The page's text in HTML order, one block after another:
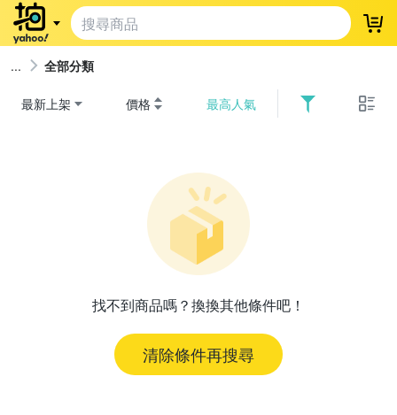
登
全部分類
最新上架 價格 最高人氣
找不到商品嗎？換換其他條件吧！
清除條件再搜尋